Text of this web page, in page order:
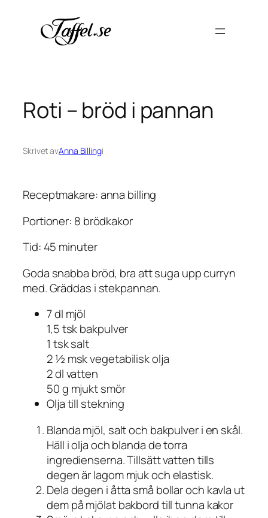
innehåll
Roti – bröd i pannan
Skrivet avAnna Billingi
Receptmakare: anna billing
Portioner: 8 brödkakor
Tid: 45 minuter
Goda snabba bröd, bra att suga upp curryn
med. Gräddas i stekpannan.
7 dl mjöl
1,5 tsk bakpulver
1 tsk salt
2 ½ msk vegetabilisk olja
2 dl vatten
50 g mjukt smör
Olja till stekning
Blanda mjöl, salt och bakpulver i en skål.
Häll i olja och blanda de torra
ingredienserna. Tillsätt vatten tills
degen är lagom mjuk och elastisk.
Dela degen i åtta små bollar och kavla ut
dem på mjölat bakbord till tunna kakor